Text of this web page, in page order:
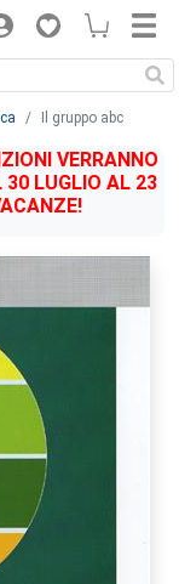
Il gruppo abc
VERRANNO
30 LUGLIO AL 23